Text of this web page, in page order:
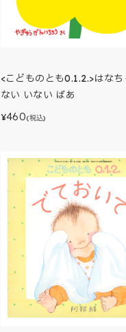
<こどものとも0.1.2.>はな
ない いない ばあ
¥460(税込)